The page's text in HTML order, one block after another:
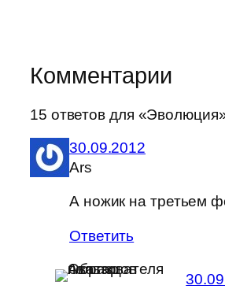
Комментарии
15 ответов для
30.09.2012
Ars
А ножик на третьем
Ответить